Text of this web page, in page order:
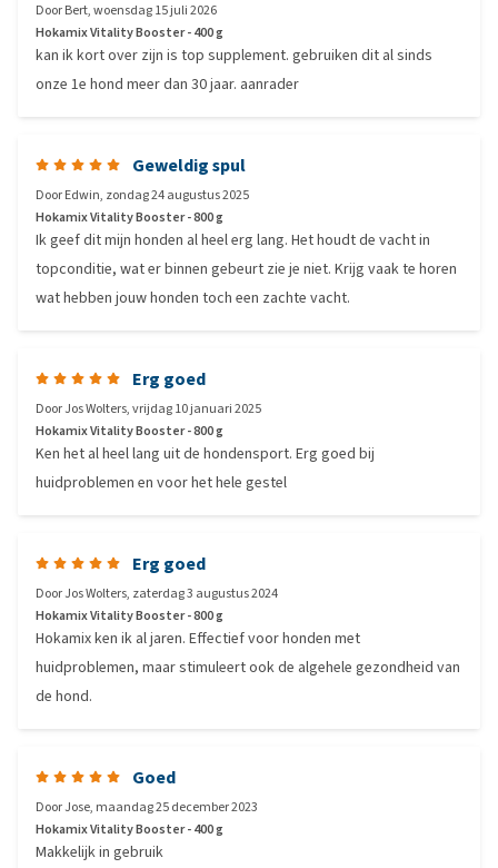
DoorBert,woensdag 15 juli 2026
Hokamix Vitality Booster - 400 g
kan ik kort over zijn is top supplement. gebruiken dit al sinds
onze 1e hond meer dan 30 jaar. aanrader
Geweldig spul
DoorEdwin, zondag 24 augustus 2025
Hokamix Vitality Booster - 800 g
Ik geef dit mijn honden al heel erg lang. Het houdt de vacht in
topconditie, wat er binnen gebeurt zie je niet. Krijg vaak te horen
wat hebben jouw honden toch een zachte vacht.
Erg goed
DoorJos Wolters,vrijdag 10 januari 2025
Hokamix Vitality Booster - 800 g
Ken het al heel lang uit de hondensport. Erg goed bij
huidproblemen en voor het hele gestel
Erg goed
DoorJos Wolters, zaterdag 3 augustus 2024
Hokamix Vitality Booster - 800 g
Hokamix ken ik al jaren. Effectief voor honden met
huidproblemen, maar stimuleert ook de algehele gezondheid van
de hond.
Goed
DoorJose, maandag 25 december 2023
Hokamix Vitality Booster - 400 g
Makkelijk in gebruik